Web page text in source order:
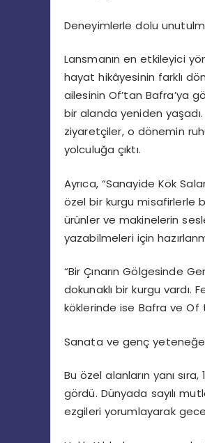
Deneyimlerle dolu
Lansmanın en etkileyici
hayat hikâyesinin farklı
ailesinin Of’tan Bafra’ya
bir alanda yeniden yaşadı.
ziyaretçiler, o dönemin
yolculuğa çıktı.
Ayrıca, “Sanayide Kök
özel bir kurgu misafirlerle
ürünlerve makinelerin
yazabilmeleri için
“BirÇınarın Gölgesinde
dokunaklı bir kurgu vardı.
köklerinde ise Bafra veOf
Sanata ve genç yeteneğe
Bu özel alanların yanı sıra,
gördü. Dünyada sayılı
ezgileri yorumlayarak